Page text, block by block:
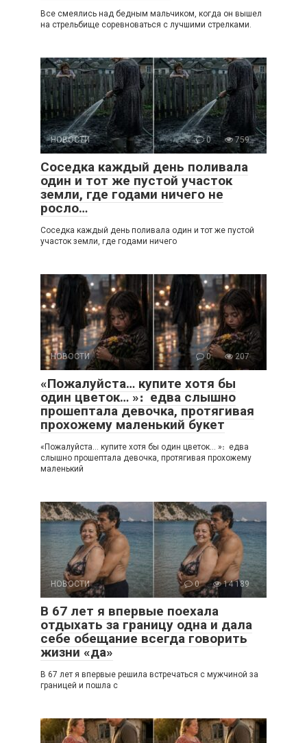
Все смеялись над бедным мальчиком, когда он вышел
на стрельбище соревноваться с лучшими стрелками.
НОВОСТИ 0 759
Соседка каждый день поливала
один и тот же пустой участок
земли, где годами ничего не
росло…
Соседка каждый день поливала один и тот же пустой
участок земли, где годами ничего
НОВОСТИ 0 207
«Пожалуйста… купите хотя бы
один цветок… »։ едва слышно
прошептала девочка, протягивая
прохожему маленький букет
«Пожалуйста… купите хотя бы один цветок… »։ едва
слышно прошептала девочка, протягивая прохожему
маленький
НОВОСТИ 0 14 189
В 67 лет я впервые поехала
отдыхать за границу одна и дала
себе обещание всегда говорить
жизни «да»
В 67 лет я впервые решила встречаться с мужчиной за
границей и пошла с